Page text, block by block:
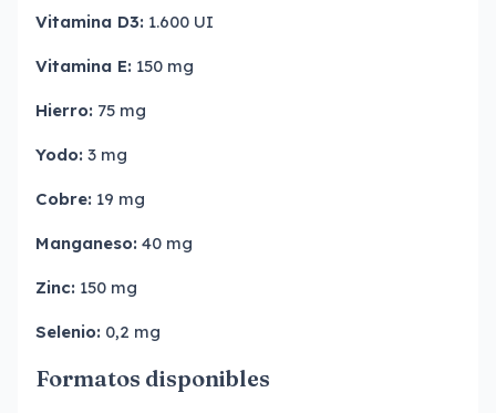
Vitamina D3: 1.600 UI
Vitamina E: 150 mg
Hierro: 75 mg
Yodo: 3 mg
Cobre: 19 mg
Manganeso: 40 mg
Zinc: 150 mg
Selenio: 0,2 mg
Formatos disponibles